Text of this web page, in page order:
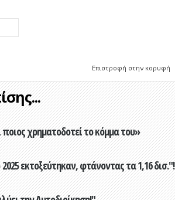
Επιστροφή στην κορυφή
χρηματοδοτεί το κόμμα του»
εκτοξεύτηκαν, φτάνοντας τα 1,16 δισ."!